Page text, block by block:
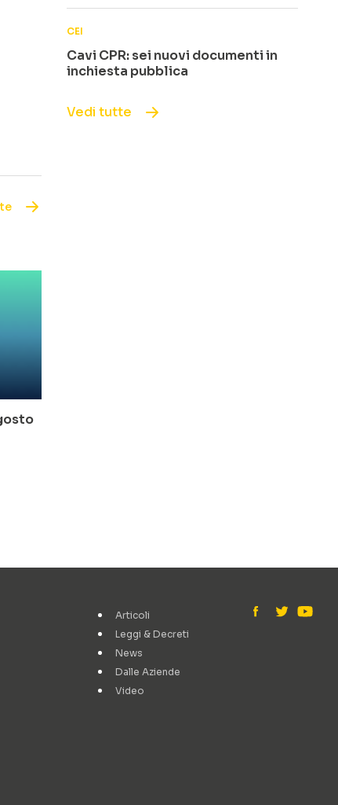
CEI
Cavi CPR: sei nuovi documenti in
inchiesta pubblica
Vedi tutte
Articoli
Leggi & Decreti
News
Dalle Aziende
Video